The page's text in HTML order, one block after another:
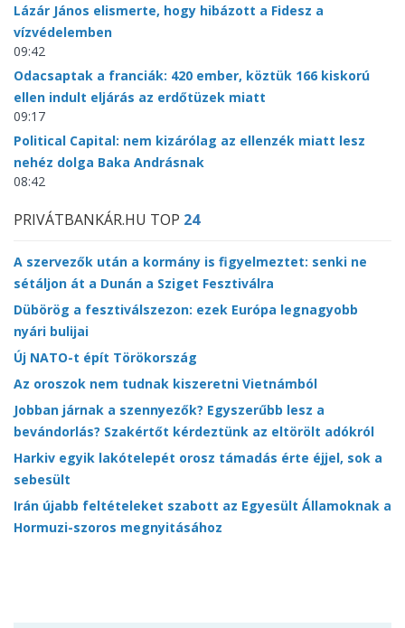
Lázár János elismerte, hogy hibázott a Fidesz a
vízvédelemben
09:42
Odacsaptak a franciák: 420 ember, köztük 166 kiskorú
ellen indult eljárás az erdőtüzek miatt
09:17
Political Capital: nem kizárólag az ellenzék miatt lesz
nehéz dolga Baka Andrásnak
08:42
PRIVÁTBANKÁR.HU TOP 24
A szervezők után a kormány is figyelmeztet: senki ne
sétáljon át a Dunán a Sziget Fesztiválra
Dübörög a fesztiválszezon: ezek Európa legnagyobb
nyári bulijai
Új NATO-t épít Törökország
Az oroszok nem tudnak kiszeretni Vietnámból
Jobban járnak a szennyezők? Egyszerűbb lesz a
bevándorlás? Szakértőt kérdeztünk az eltörölt adókról
Harkiv egyik lakótelepét orosz támadás érte éjjel, sok a
sebesült
Irán újabb feltételeket szabott az Egyesült Államoknak a
Hormuzi-szoros megnyitásához